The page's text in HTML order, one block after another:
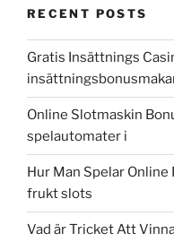
RECENT POSTS
Gratis Insättnings
Online Slotmaskin
spelautomater i
Hur Man Spelar
frukt slots
Vad är Tricket Att